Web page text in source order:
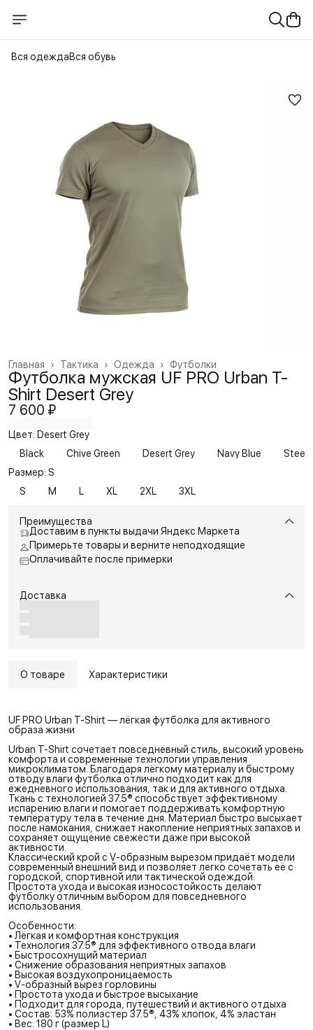
Вся одеждаВся обувь
Футболки
Одежда ›
Тактика ›
Главная ›
Футболка мужская UF PRO Urban T-
Shirt Desert Grey
7 600 ₽
Цвет: Desert Grey
Black
Chive Green Desert Grey Navy Blue
Steel
Размер: S
S
M L XL 2XL 3XL
Преимущества
Доставим в пункты выдачи Яндекс Маркета
Примерьте товары и верните неподходящие
Оплачивайте после примерки
Доставка
О товаре Характеристики
UF PRO Urban T-Shirt — лёгкая футболка для активного
образа жизни
Urban T-Shirt сочетает повседневный стиль, высокий уровень
комфорта и современные технологии управления
микроклиматом. Благодаря лёгкому материалу и быстрому
отводу влаги футболка отлично подходит как для
ежедневного использования, так и для активного отдыха.
Ткань с технологией 37.5® способствует эффективному
испарению влаги и помогает поддерживать комфортную
температуру тела в течение дня. Материал быстро высыхает
после намокания, снижает накопление неприятных запахов и
сохраняет ощущение свежести даже при высокой
активности.
Классический крой с V-образным вырезом придаёт модели
современный внешний вид и позволяет легко сочетать её с
городской, спортивной или тактической одеждой.
Простота ухода и высокая износостойкость делают
футболку отличным выбором для повседневного
использования.
Особенности:
• Лёгкая и комфортная конструкция
• Технология 37.5® для эффективного отвода влаги
• Быстросохнущий материал
• Снижение образования неприятных запахов
• Высокая воздухопроницаемость
• V-образный вырез горловины
• Простота ухода и быстрое высыхание
• Подходит для города, путешествий и активного отдыха
• Состав: 53% полиэстер 37.5®, 43% хлопок, 4% эластан
• Вес: 180 г (размер L)